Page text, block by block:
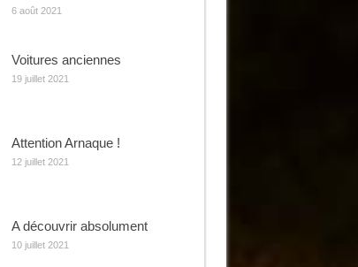
6 août 2021
Voitures anciennes
19 juillet 2021
Attention Arnaque !
12 juillet 2021
A découvrir absolument
10 juillet 2021